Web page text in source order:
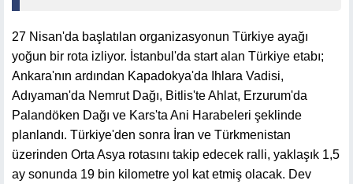
27 Nisan'da başlatılan organizasyonun Türkiye ayağı
yoğun bir rota izliyor. İstanbul'da start alan Türkiye etabı;
Ankara'nın ardından Kapadokya'da Ihlara Vadisi,
Adıyaman'da Nemrut Dağı, Bitlis'te Ahlat, Erzurum'da
Palandöken Dağı ve Kars'ta Ani Harabeleri şeklinde
planlandı. Türkiye'den sonra İran ve Türkmenistan
üzerinden Orta Asya rotasını takip edecek ralli, yaklaşık 1,5
ay sonunda 19 bin kilometre yol kat etmiş olacak. Dev